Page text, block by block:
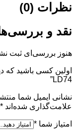
نظرات (0)
نقد و
هنوز بررسی‌ای ثبت
اولین کسی باشید که
LD74”
نشانی ایمیل شما
علامت‌گذاری شده‌اند *
امتیاز شما *